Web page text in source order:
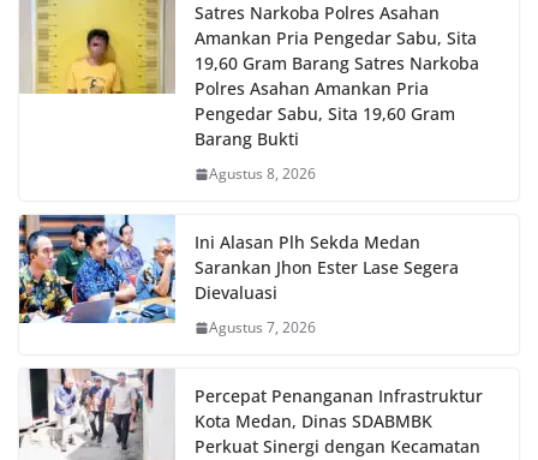
Satres Narkoba Polres Asahan
Amankan Pria Pengedar Sabu, Sita
19,60 Gram Barang Satres Narkoba
Polres Asahan Amankan Pria
Pengedar Sabu, Sita 19,60 Gram
Barang Bukti
Agustus 8, 2026
Ini Alasan Plh Sekda Medan
Sarankan Jhon Ester Lase Segera
Dievaluasi
Agustus 7, 2026
Percepat Penanganan Infrastruktur
Kota Medan, Dinas SDABMBK
Perkuat Sinergi dengan Kecamatan